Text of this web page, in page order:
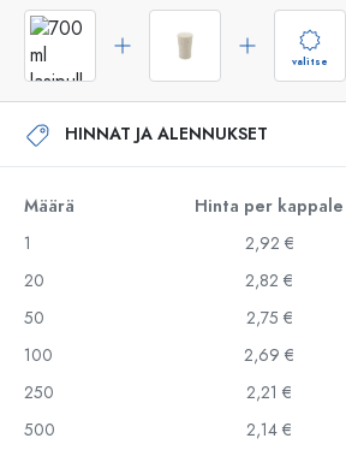
valitse
HINNAT JA ALENNUKSET
Määrä Hinta per kappale
1
2,92 €
20
2,82 €
50
2,75 €
100
2,69 €
250
2,21 €
500
2,14 €